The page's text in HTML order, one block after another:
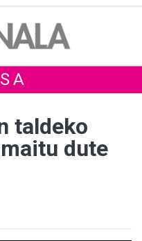
taldeko
dute